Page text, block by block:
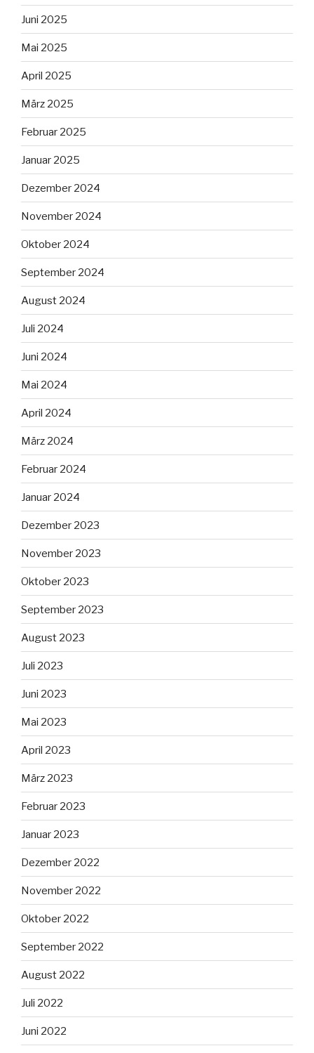
Juni 2025
Mai 2025
April 2025
März 2025
Februar 2025
Januar 2025
Dezember 2024
November 2024
Oktober 2024
September 2024
August 2024
Juli 2024
Juni 2024
Mai 2024
April 2024
März 2024
Februar 2024
Januar 2024
Dezember 2023
November 2023
Oktober 2023
September 2023
August 2023
Juli 2023
Juni 2023
Mai 2023
April 2023
März 2023
Februar 2023
Januar 2023
Dezember 2022
November 2022
Oktober 2022
September 2022
August 2022
Juli 2022
Juni 2022